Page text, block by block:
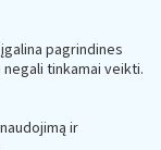
pagrindines
tinkamai veikti.
ir